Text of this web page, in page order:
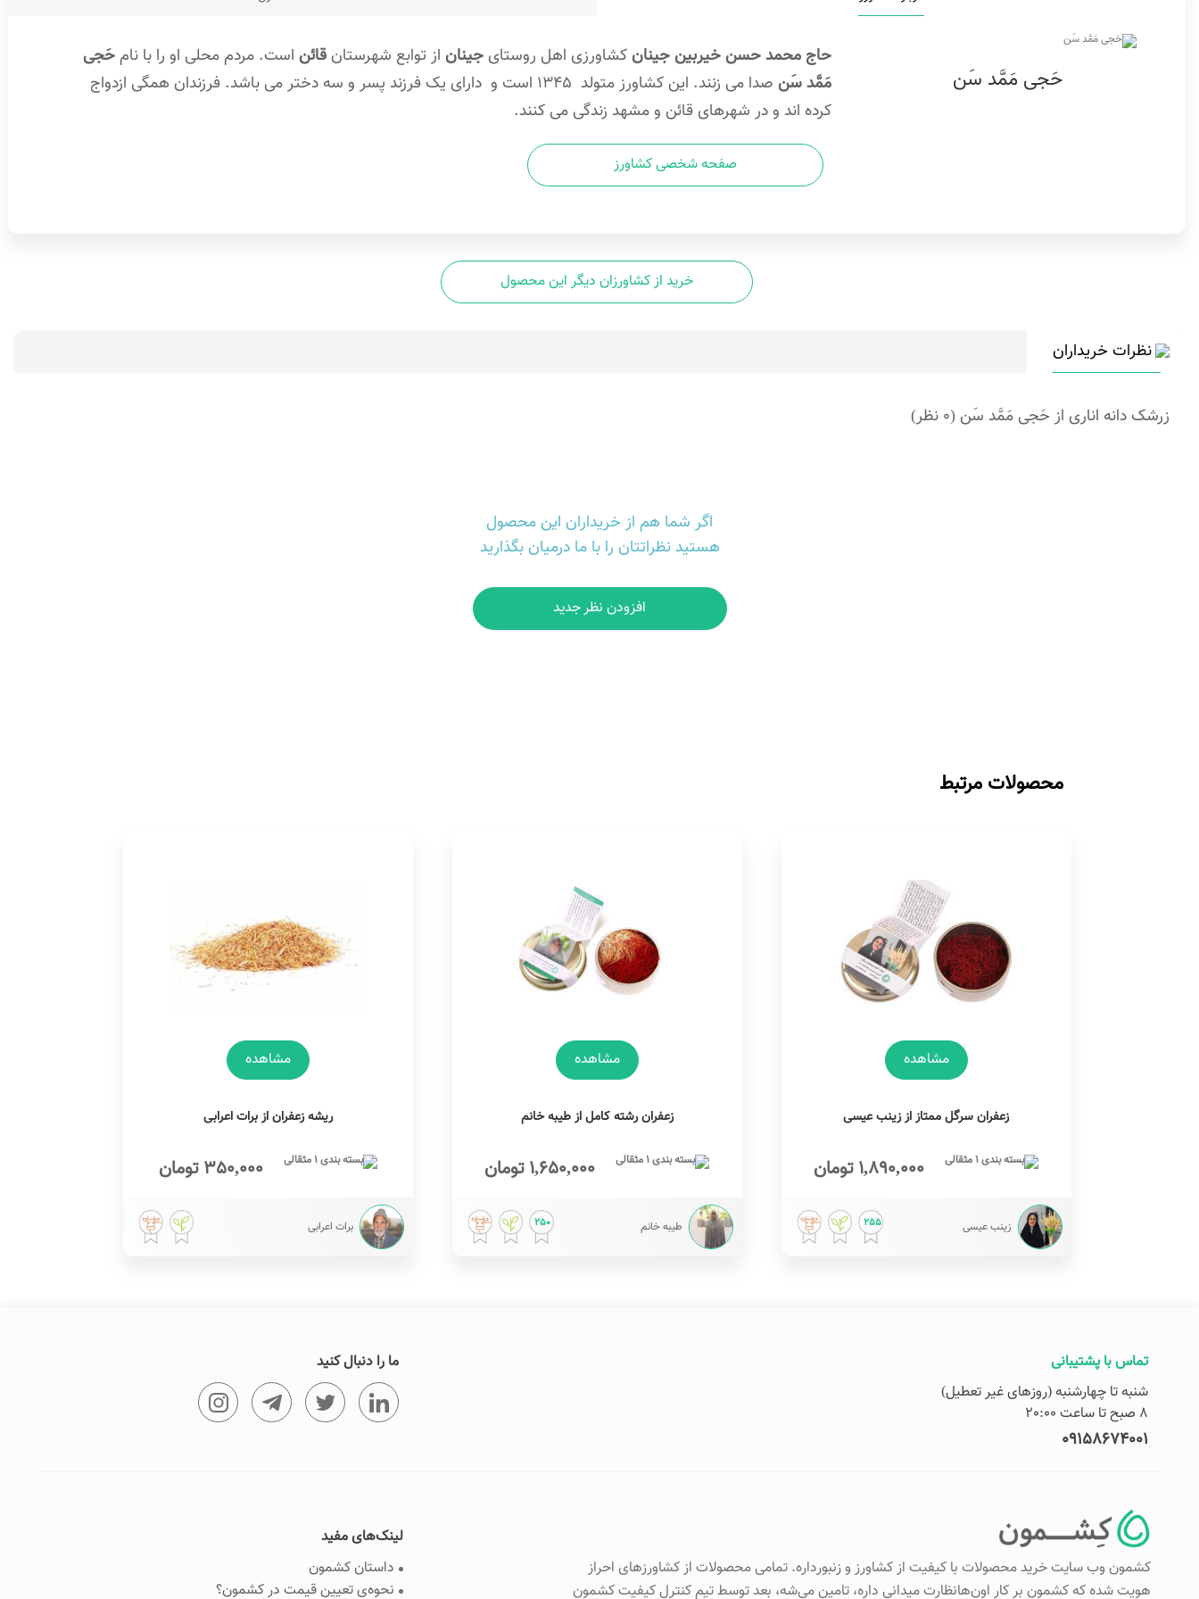
حَجی مَمَّد سَن
حاج محمد حسن خیربین جینان کشاورزی اهل روستای جینان از توابع شهرستان قائن است. مردم محلی او را با نام حَجی
مَمَّد سَن صدا می زنند.
این کشاورز متولد 1345 است و دارای یک فرزند پسر و سه دختر می باشد. فرزندان همگی ازدواج
کرده اند و در شهرهای قائن و مشهد زندگی می کنند.
صفحه شخصی کشاورز
خرید از کشاورزان دیگر این محصول
نظرات خریداران
زرشک دانه اناری از حَجی مَمَّد سَن (0 نظر)
اگر شما هم از خریداران این محصول
هستید نظراتتان را با ما درمیان بگذارید
افزودن نظر جدید
محصولات مرتبط
مشاهده
زعفران سرگل ممتاز از زینب عیسی
1,890,000 تومان
زینب عیسی 255
مشاهده
زعفران رشته کامل از طیبه خانم
1,650,000 تومان
طیبه خانم 250
مشاهده
ریشه زعفران از برات اعرابی
350,000 تومان
برات اعرابی
تماس با پشتیبانی
شنبه تا چهارشنبه (روزهای غیر تعطیل)
8 صبح تا ساعت 20:00
09158674001
ما را دنبال کنید
کشمون وب سایت خرید محصولات با کیفیت از کشاورز و زنبورداره. تمامی محصولات از کشاورزهای احراز
هویت شده که کشمون بر کار اون‌هانظارت میدانی داره، تامین می‌شه، بعد توسط تیم کنترل کیفیت کشمون
لینک‌های مفید
داستان کشمون
نحوه‌ی تعیین قیمت در کشمون؟